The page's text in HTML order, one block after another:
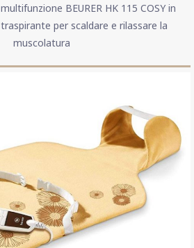
BEURER HK 115 COSY in
per scaldare e rilassare la
muscolatura